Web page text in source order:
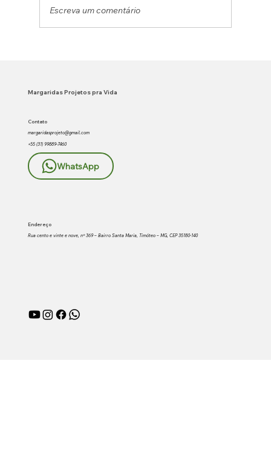
Movimento”
Escreva um comentário
Margaridas Projetos pra Vida
Contato
margaridasprojeto@gmail.com
+55 (31) 99889-7460
WhatsApp
Endereço
Rua cento e vinte e nove, nº 369 – Bairro Santa Maria, Timóteo – MG, CEP 35180-140